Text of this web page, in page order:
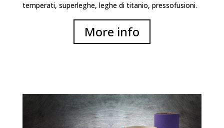
temperati, superleghe, leghe di titanio, pressofusioni.
More info